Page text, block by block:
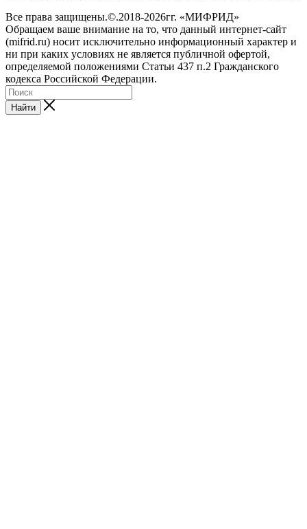
Все права защищены.©.2018-2026гг. «МИФРИД»
Обращаем ваше внимание на то, что данный интернет-сайт
(mifrid.ru) носит исключительно информационный характер и
ни при каких условиях не является публичной офертой,
определяемой положениями Статьи 437 п.2 Гражданского
кодекса Российской Федерации.
Найти